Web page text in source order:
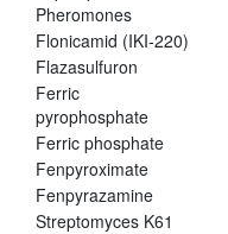
Pheromones
Flonicamid (IKI-220)
Flazasulfuron
Ferric
pyrophosphate
Ferric phosphate
Fenpyroximate
Fenpyrazamine
Streptomyces K61